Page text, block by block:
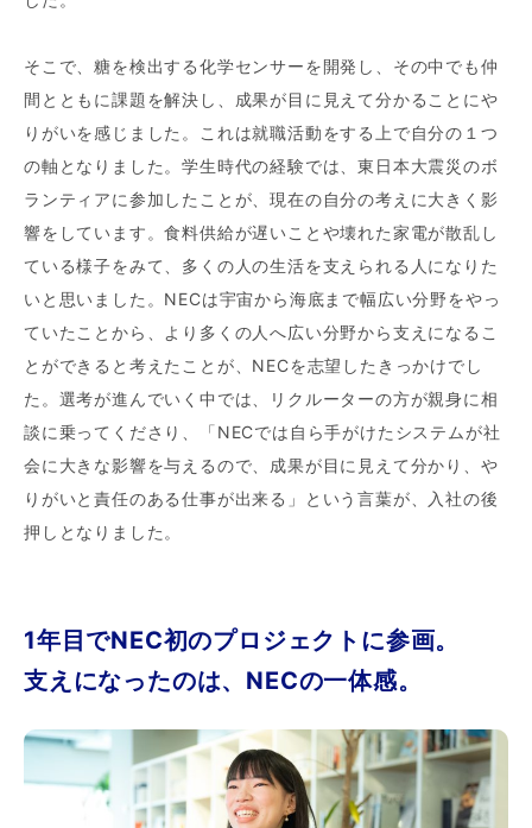
そこで、糖を検出する化学センサーを開発し、その中でも仲
間とともに課題を解決し、成果が目に見えて分かることにや
りがいを感じました。これは就職活動をする上で自分の１つ
の軸となりました。学生時代の経験では、東日本大震災のボ
ランティアに参加したことが、現在の自分の考えに大きく影
響をしています。食料供給が遅いことや壊れた家電が散乱し
ている様子をみて、多くの人の生活を支えられる人になりた
いと思いました。NECは宇宙から海底まで幅広い分野をやっ
ていたことから、より多くの人へ広い分野から支えになるこ
とができると考えたことが、NECを志望したきっかけでし
た。選考が進んでいく中では、リクルーターの方が親身に相
談に乗ってくださり、「NECでは自ら手がけたシステムが社
会に大きな影響を与えるので、成果が目に見えて分かり、や
りがいと責任のある仕事が出来る」という言葉が、入社の後
押しとなりました。
1年目でNEC初のプロジェクトに参画。
支えになったのは、NECの一体感。